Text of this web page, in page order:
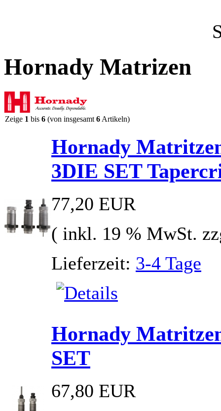
Hornady Matrizen
Zeige 1 bis 6 (von insgesamt 6 Artikeln)
Hornady
3DIE SET
77,20 EUR
( inkl. 19 % MwSt.
Lieferzeit: 3-4 Tage
Hornady
SET
67,80 EUR